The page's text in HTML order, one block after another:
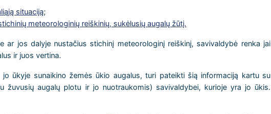
situaciją;
meteorologinių reiškinių, sukėlusių augalų žūtį.
ar jos dalyje nustačius stichinį meteorologinį reiškinį, savivaldybė renka jai
ir juos vertina.
ūkyje sunaikino žemės ūkio augalus, turi pateikti šią informaciją kartu su
žuvusių augalų plotu ir jo nuotraukomis) savivaldybei, kurioje yra jo ūkis.